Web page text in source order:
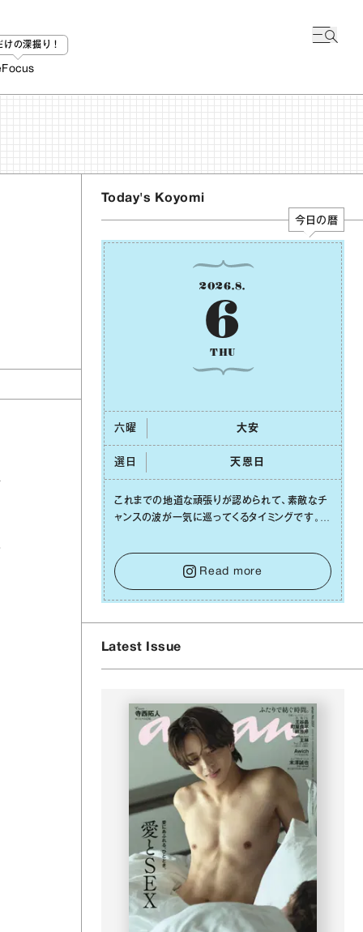
けの深掘り！
Focus
Today's Koyomi
今日の暦
2026.8.
6
THU
六曜 ⼤安
選日 天恩⽇
これまでの地道な頑張りが認められて、素敵なチ
ャンスの波が⼀気に巡ってくるタイミングです。周
せずに笑顔で受け取りましょう。みんなと⼀緒に
幸せになっていくイメージを持って⼀歩を踏み出
して。⼀⼈⼀⼈の良いところが混ざり合い、ハッピ
ーな未来が形作られていきます。
Read more
Latest Issue